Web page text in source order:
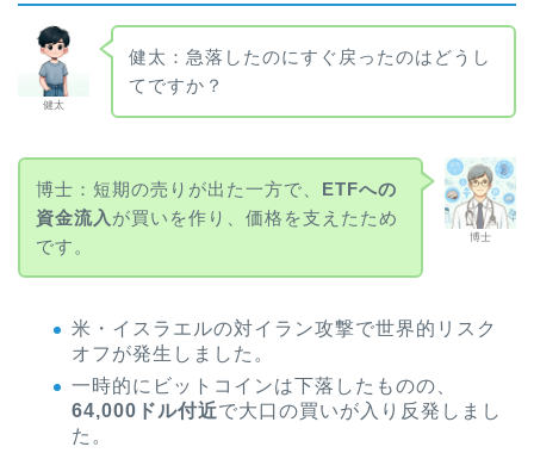
健太
健太：急落したのにすぐ戻ったのはどうし
てですか？
博士
博士：短期の売りが出た一方で、 ETFへの
資金流入 が買いを作り、価格を支えたため
です。
米・イスラエルの対イラン攻撃で世界的リスク
オフが発生しました。
一時的にビットコインは下落したものの、
64,000ドル付近で大口の買いが入り反発しまし
た。